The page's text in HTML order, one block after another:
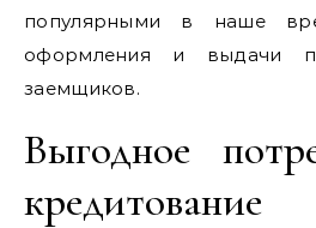
популярными в наше
оформления и выдачи
заемщиков.
Выгодное
кредитование